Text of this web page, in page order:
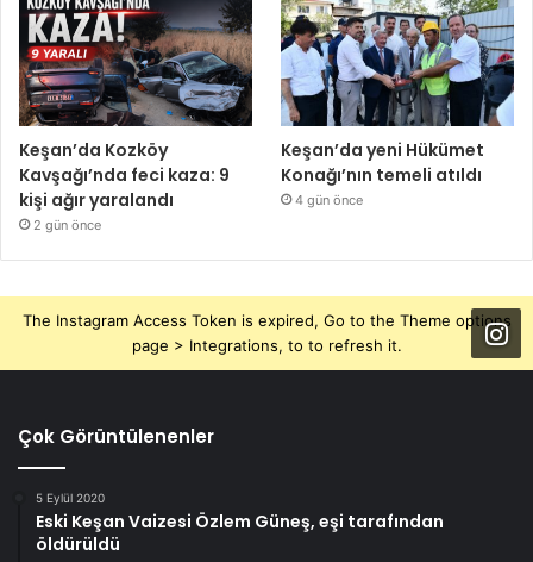
Keşan’da Kozköy
Kavşağı’nda feci kaza: 9
kişi ağır yaralandı
2 gün önce
Keşan’da yeni Hükümet
Konağı’nın temeli atıldı
4 gün önce
The Instagram Access Token is expired, Go to the Theme options
page > Integrations, to to refresh it.
Çok Görüntülenenler
5 Eylül 2020
Eski Keşan Vaizesi Özlem Güneş, eşi tarafından
öldürüldü